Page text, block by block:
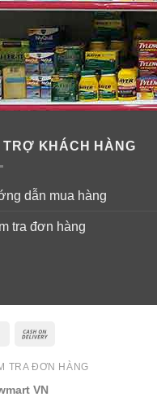
Omega-6 hơn
chuyên gia khuyên
TRỢ KHÁCH HÀNG
dẫn mua hàng
tra đơn hàng
MasterCard
Delivery
TRA ĐƠN HÀNG
VN